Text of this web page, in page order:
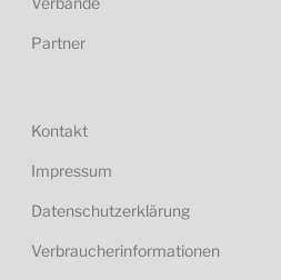
Partner
Kontakt
Impressum
Datenschutzerklärung
Verbraucherinformationen